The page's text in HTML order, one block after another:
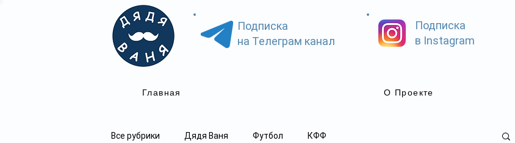
Подписка
на Телеграм канал
Главная
Подписка
в Instagram
О Проекте
Все рубрики Дядя Ваня Футбол КФФ